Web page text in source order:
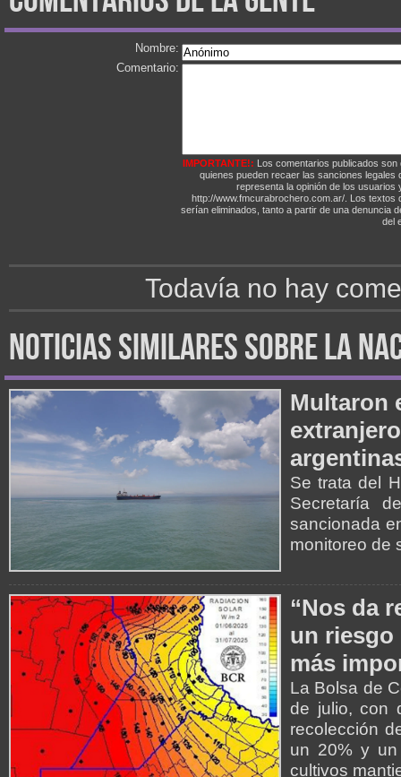
Nombre:
Comentario:
IMPORTANTE!:
Los comentarios publicados
quienes pueden recaer las sanciones
representa la opinión de los
http://www.fmcurabrochero.com.ar/. Los
serían eliminados, tanto a partir de una denuncia
del
Todavía no hay
noticias similares sobre la
Multaron
Se trata del
Secretaría
sancionada
monitoreo de
“Nos da
un riesgo
más
La Bolsa de
de julio, con
recolección
un 20% y
cultivos